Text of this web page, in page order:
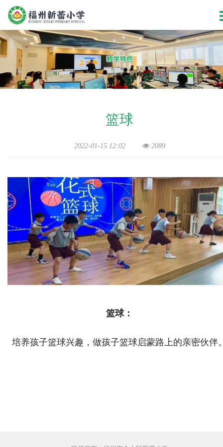
篮球
2022-01-15 12:02 2089
篮球：
培养孩子篮球兴趣，做孩子篮球启蒙路上的亲密伙伴